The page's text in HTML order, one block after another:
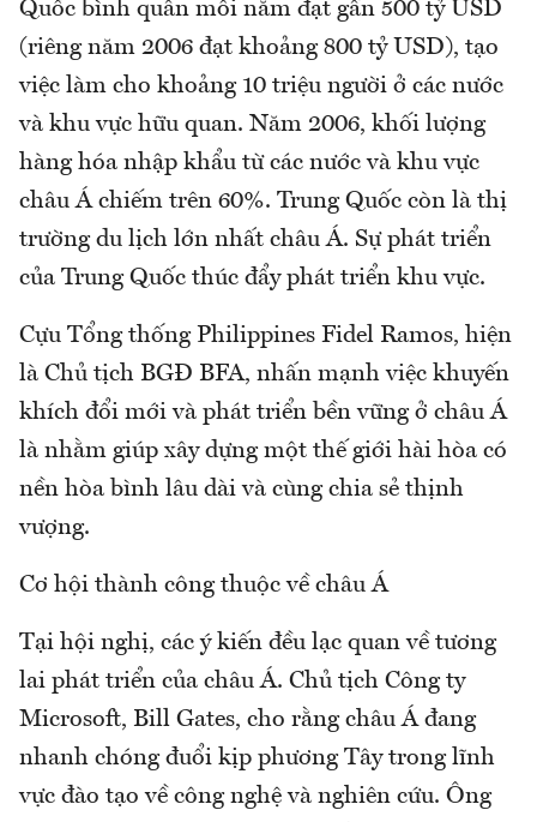
Quốc bình quân mỗi năm đạt gần 500 tỷ USD
(riêng năm 2006 đạt khoảng 800 tỷ USD), tạo
việc làm cho khoảng 10 triệu người ở các nước
và khu vực hữu quan. Năm 2006, khối lượng
hàng hóa nhập khẩu từ các nước và khu vực
châu Á chiếm trên 60%. Trung Quốc còn là thị
trường du lịch lớn nhất châu Á. Sự phát triển
của Trung Quốc thúc đẩy phát triển khu vực.
Cựu Tổng thống Philippines Fidel Ramos, hiện
là Chủ tịch BGĐ BFA, nhấn mạnh việc khuyến
khích đổi mới và phát triển bền vững ở châu Á
là nhằm giúp xây dựng một thế giới hài hòa có
nền hòa bình lâu dài và cùng chia sẻ thịnh
vượng.
Cơ hội thành công thuộc về châu Á
Tại hội nghị, các ý kiến đều lạc quan về tương
lai phát triển của châu Á. Chủ tịch Công ty
Microsoft, Bill Gates, cho rằng châu Á đang
nhanh chóng đuổi kịp phương Tây trong lĩnh
vực đào tạo về công nghệ và nghiên cứu. Ông